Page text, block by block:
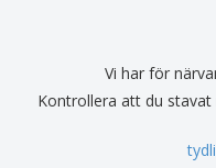
Vi har för
Kontrollera att du